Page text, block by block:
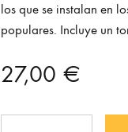
los que se instalan en
populares. Incluye un
27,00 €